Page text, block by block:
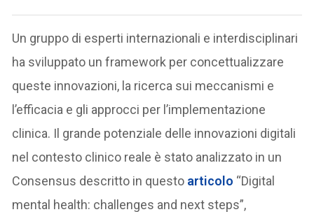
Un gruppo di esperti internazionali e interdisciplinari
ha sviluppato un framework per concettualizzare
queste innovazioni, la ricerca sui meccanismi e
l’efficacia e gli approcci per l’implementazione
clinica. Il grande potenziale delle innovazioni digitali
nel contesto clinico reale è stato analizzato in un
Consensus descritto in questo articolo “Digital
mental health: challenges and next steps”,